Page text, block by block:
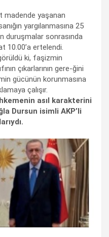
madende yaşanan
yargılanmasına 25
duruşmalar sonrasında
10.00’a ertelendi.
ki, faşizmin
çıkarlarının gere-ğini
gücünün korunmasına
çalışır.
asıl karakterini
Dursun isimli AKP’li